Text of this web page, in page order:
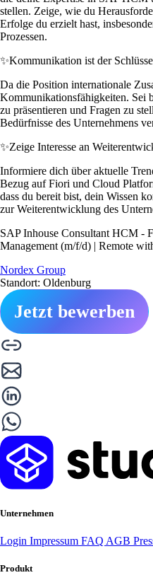
stellen. Zeige, wie du
Erfolge du erzielt hast,
Prozessen.
✨Kommunikation ist der
Da die Position internationale
Kommunikationsfähigkeiten. Sei
zu präsentieren und Fragen zu
Bedürfnisse des Unternehmens
✨Zeige Interesse an
Informiere dich über aktuelle
Bezug auf Fiori und Cloud
dass du bereit bist, dein Wissen
zur Weiterentwicklung des
SAP Inhouse Consultant HCM -
Management (m/f/d) | Remote
Nordex Group
Standort: Oldenburg
Jetzt bewerben
Unternehmen
Login Impressum FAQ AGB
Produkt